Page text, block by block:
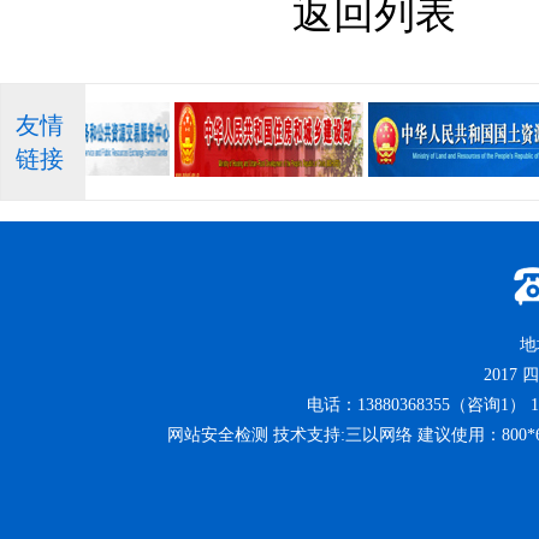
返回列表
友情
链接
2017
电话：13880368355（咨询1）
网站安全检测 技术支持:三以网络 建议使用：